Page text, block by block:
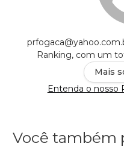
Ranking, com um
Mais
Entenda o nosso
Você também